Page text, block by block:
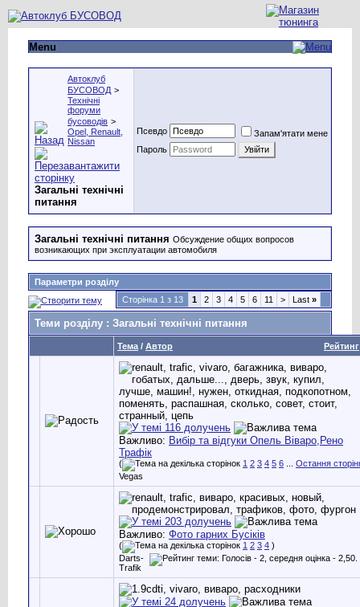
Menu
Автоклуб
БУСОВОД >
Технічні
форуми
бусоводів >
Opel, Renault,
Nissan
Загальні технічні
питання
Псевдо
Запам'ятати мене
Пароль
Загальні технічні питання Обсуждение общих вопросов
возникающих при эксплуатации автомобиля
Параметри розділу
Сторінка 1 з 13
1 2 3 4 5 6 11 > Last »
Теми розділу : Загальні технічні питання
Рейтинг
Тема / Автор
Важливо: Вибір та відгуки Опель Віваро,Рено
Трафік
( 1 2 3 4 5 6
Остання
Vegas
Важливо: Фото гарних Бусіків
( 1 2 3 4 )
Darts-
Trafik